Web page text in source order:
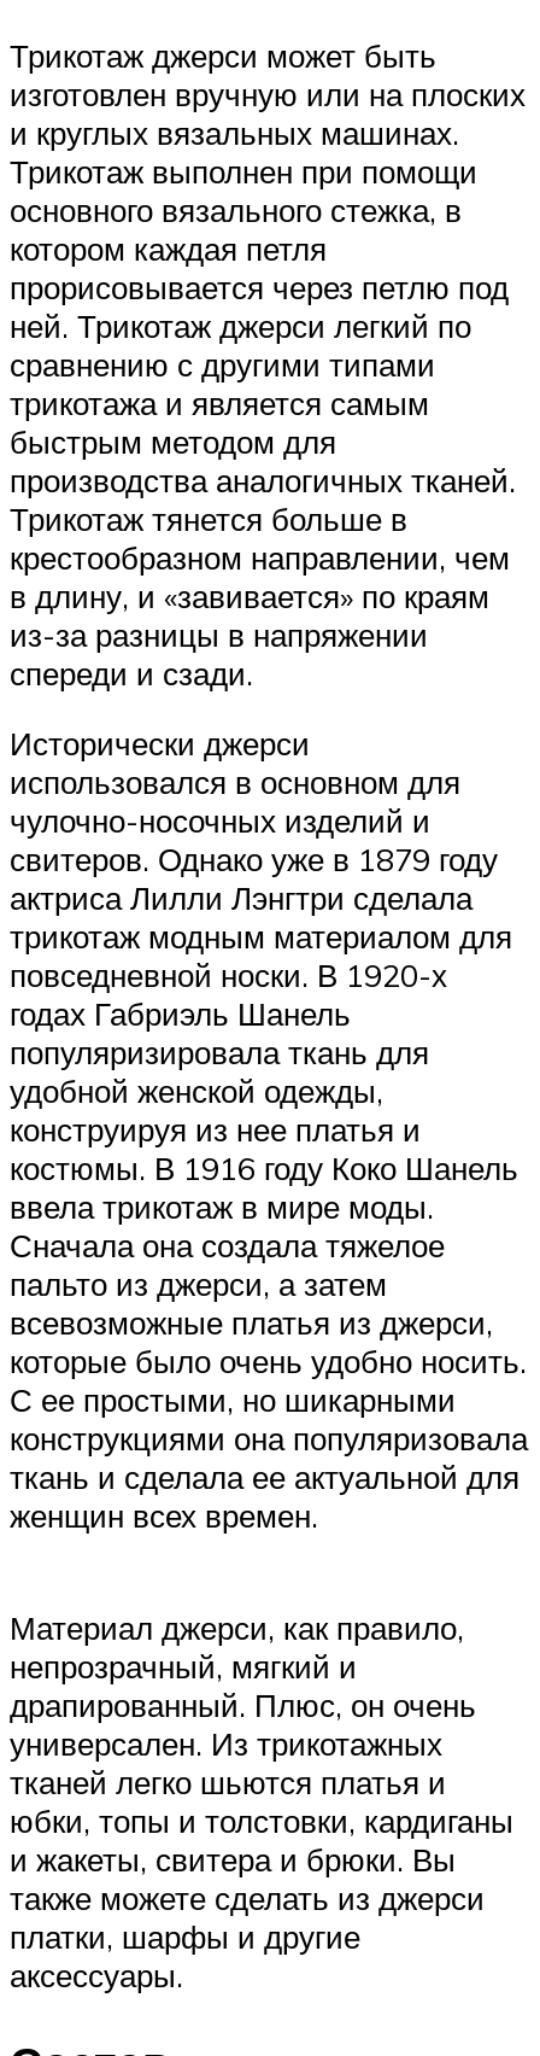
Трикотаж джерси может быть
изготовлен вручную или на плоских
и круглых вязальных машинах.
Трикотаж выполнен при помощи
основного вязального стежка, в
котором каждая петля
прорисовывается через петлю под
ней. Трикотаж джерси легкий по
сравнению с другими типами
трикотажа и является самым
быстрым методом для
производства аналогичных тканей.
Трикотаж тянется больше в
крестообразном направлении, чем
в длину, и «завивается» по краям
из-за разницы в напряжении
спереди и сзади.
Исторически джерси
использовался в основном для
чулочно-носочных изделий и
свитеров. Однако уже в 1879 году
актриса Лилли Лэнгтри сделала
трикотаж модным материалом для
повседневной носки. В 1920-х
годах Габриэль Шанель
популяризировала ткань для
удобной женской одежды,
конструируя из нее платья и
костюмы. В 1916 году Коко Шанель
ввела трикотаж в мире моды.
Сначала она создала тяжелое
пальто из джерси, а затем
всевозможные платья из джерси,
которые было очень удобно носить.
С ее простыми, но шикарными
конструкциями она популяризовала
ткань и сделала ее актуальной для
женщин всех времен.
Материал джерси, как правило,
непрозрачный, мягкий и
драпированный. Плюс, он очень
универсален. Из трикотажных
тканей легко шьются платья и
юбки, топы и толстовки, кардиганы
и жакеты, свитера и брюки. Вы
также можете сделать из джерси
платки, шарфы и другие
аксессуары.